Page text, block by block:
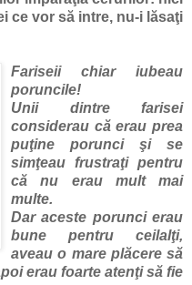
ce vor să intre, nu-i lăsaţi
Fariseii chiar iubeau
poruncile!
Unii dintre farisei
considerau că erau prea
puţine porunci şi se
simţeau frustraţi pentru
că nu erau mult mai
multe.
Dar aceste porunci erau
bune pentru ceilalţi,
aveau o mare plăcere să
erau foarte atenţi să fie